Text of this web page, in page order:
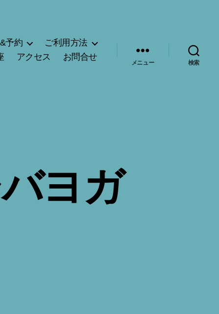
予約
ご利用方法
アクセス お問合せ
メニュー 検索
ヨガ